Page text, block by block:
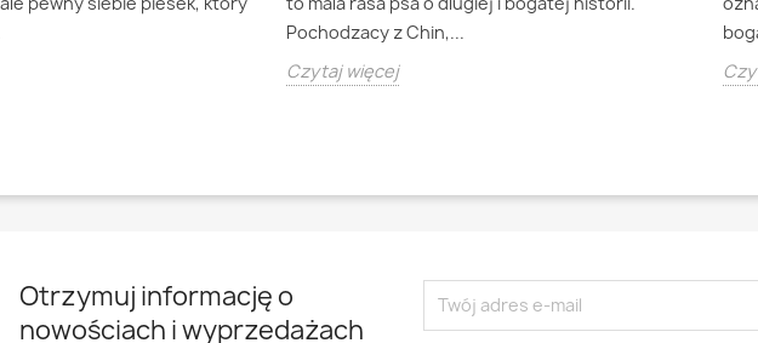
Pochodzacy z Chin,...
Czytaj więcej
Otrzymuj informację o
nowościach i wyprzedażach